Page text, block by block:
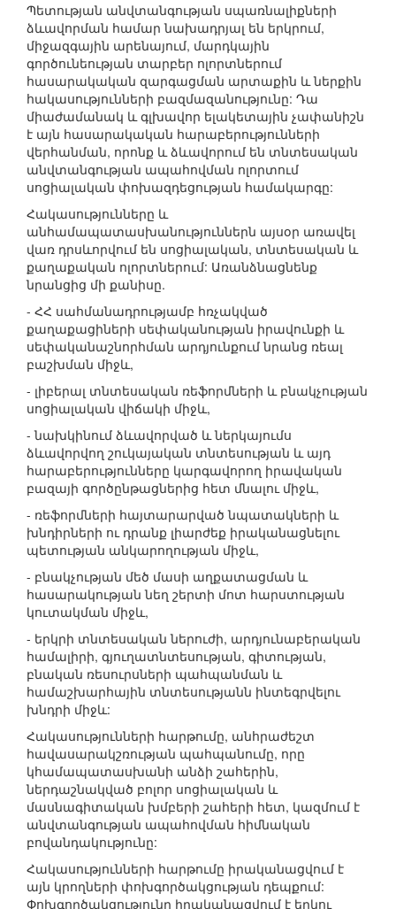
Պետության անվտանգության սպառնալիքների
ձևավորման համար նախադրյալ են երկրում,
միջազգային արենայում, մարդկային
գործունեության տարբեր ոլորտներում
հասարակական զարգացման արտաքին և ներքին
հակասությունների բազմազանությունը: Դա
միաժամանակ և գլխավոր ելակետային չափանիշն
է այն հասարակական հարաբերությունների
վերհանման, որոնք և ձևավորում են տնտեսական
անվտանգության ապահովման ոլորտում
սոցիալական փոխազդեցության համակարգը:
Հակասությունները և
անհամապատասխանություններն այսօր առավել
վառ դրսևորվում են սոցիալական, տնտեսական և
քաղաքական ոլորտներում: Առանձնացնենք
նրանցից մի քանիսը.
- ՀՀ սահմանադրությամբ հռչակված
քաղաքացիների սեփականության իրավունքի և
սեփականաշնորհման արդյունքում նրանց ռեալ
բաշխման միջև,
- լիբերալ տնտեսական ռեֆորմների և բնակչության
սոցիալական վիճակի միջև,
- նախկինում ձևավորված և ներկայումս
ձևավորվող շուկայական տնտեսության և այդ
հարաբերությունները կարգավորող իրավական
բազայի գործընթացներից հետ մնալու միջև,
- ռեֆորմների հայտարարված նպատակների և
խնդիրների ու դրանք լիարժեք իրականացնելու
պետության անկարողության միջև,
- բնակչության մեծ մասի աղքատացման և
հասարակության նեղ շերտի մոտ հարստության
կուտակման միջև,
- երկրի տնտեսական ներուժի, արդյունաբերական
համալիրի, գյուղատնտեսության, գիտության,
բնական ռեսուրսների պահպանման և
համաշխարհային տնտեսությանն ինտեգրվելու
խնդրի միջև:
Հակասությունների հարթումը, անհրաժեշտ
հավասարակշռության պահպանումը, որը
կհամապատասխանի անձի շահերին,
ներդաշնակված բոլոր սոցիալական և
մասնագիտական խմբերի շահերի հետ, կազմում է
անվտանգության ապահովման հիմնական
բովանդակությունը:
Հակասությունների հարթումը իրականացվում է
այն կրողների փոխգործակցության դեպքում:
Փոխգործակցությունը իրականացվում է երկու